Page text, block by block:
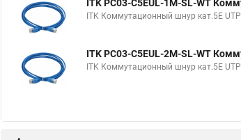
ITK PC03-C5EUL-1M-SL-WT
ITK Коммутационный шнур кат.5E
ITK PC03-C5EUL-2M-SL-WT
ITK Коммутационный шнур кат.5E